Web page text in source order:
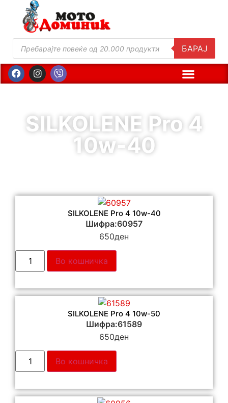
БАРАЈ
SILKOLENE Pro 4
10w-40
SILKOLENE Pro 4 10w-40
Шифра:60957
650ден
Во кошничка
SILKOLENE Pro 4 10w-50
Шифра:61589
650ден
Во кошничка